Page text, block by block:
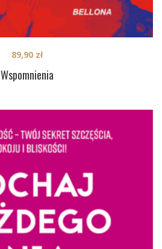
Wspomnienia
89,90 zł